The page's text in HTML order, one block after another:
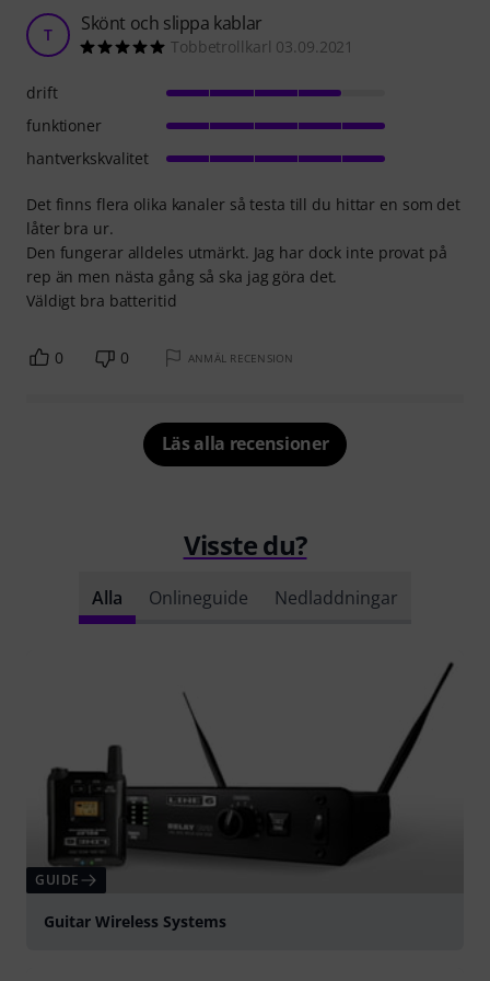
T Skönt och slippa kablar
Tobbetrollkarl 03.09.2021
Det finns flera olika kanaler så testa till du hittar en som det
låter bra ur.
Den fungerar alldeles utmärkt. Jag har dock inte provat på
rep än men nästa gång så ska jag göra det.
Väldigt bra batteritid
drift
funktioner
hantverkskvalitet
0 0 ANMÄL RECENSION
Läs alla recensioner
Visste du?
Alla Onlineguide Nedladdningar
GUIDE
Guitar Wireless Systems